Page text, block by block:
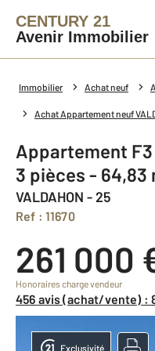
CENTURY 21
Avenir Immobilier
Immobilier Achat neuf
Achat Appartement neuf
Appartement
3 pièces - 64,83
VALDAHON - 25
Ref : 11670
261 000
Honoraires charge vendeur
456 avis (achat/vente) :
Exclusivité